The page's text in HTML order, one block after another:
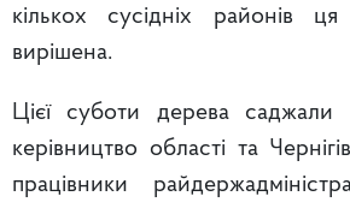
кількох сусідніх районів
вирішена.
Цієї суботи дерева саджали
керівництво області та
працівники